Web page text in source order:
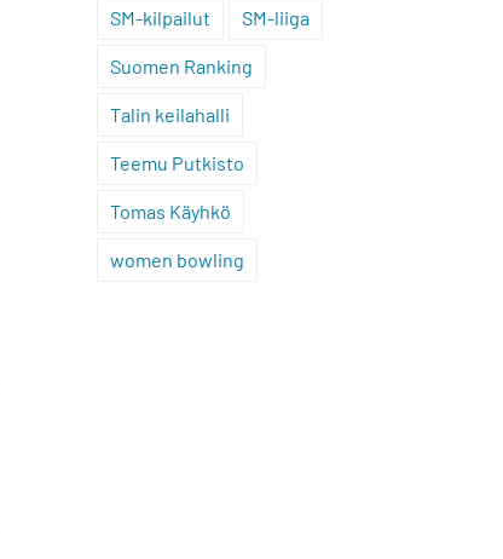
SM-kilpailut SM-liiga
Suomen Ranking
Talin keilahalli
Teemu Putkisto
Tomas Käyhkö
women bowling